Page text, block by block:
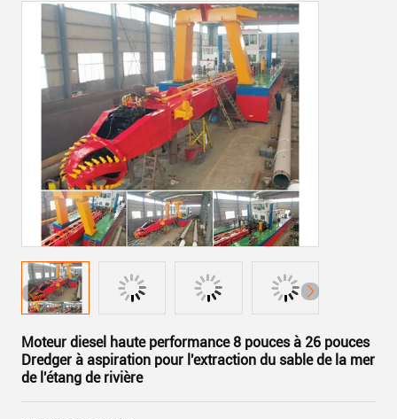
Moteur diesel haute performance 8 pouces à 26 pouces
Dredger à aspiration pour l'extraction du sable de la mer
de l'étang de rivière